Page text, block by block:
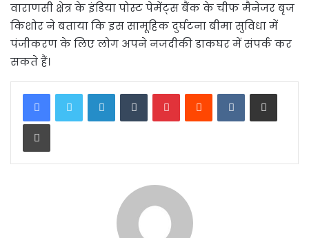
वाराणसी क्षेत्र के इंडिया पोस्ट पेमेंट्स बैंक के चीफ मैनेजर बृज
किशोर ने बताया कि इस सामूहिक दुर्घटना बीमा सुविधा में
पंजीकरण के लिए लोग अपने नजदीकी डाकघर में संपर्क कर
सकते हैं।
LinkedInTumblrPinterestReddit VKontakteShare via Email
Print